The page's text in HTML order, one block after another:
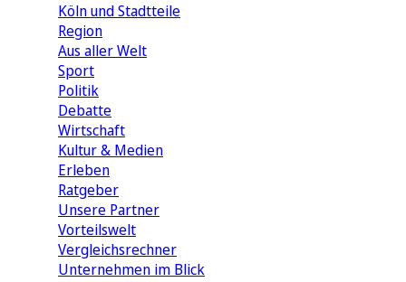
Köln und Stadtteile
Region
Aus aller Welt
Sport
Politik
Debatte
Wirtschaft
Kultur & Medien
Erleben
Ratgeber
Unsere Partner
Vorteilswelt
Vergleichsrechner
Unternehmen im Blick